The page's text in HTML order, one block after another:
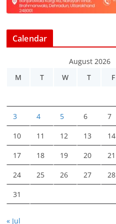
Calendar
August 2026
M
T W T F
3 4 5 6 7
10 11 12 13 14
17 18 19 20 21
24 25 26 27 28
31
« Jul